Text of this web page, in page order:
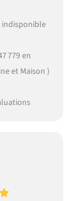
indisponible
779 en
et Maison )